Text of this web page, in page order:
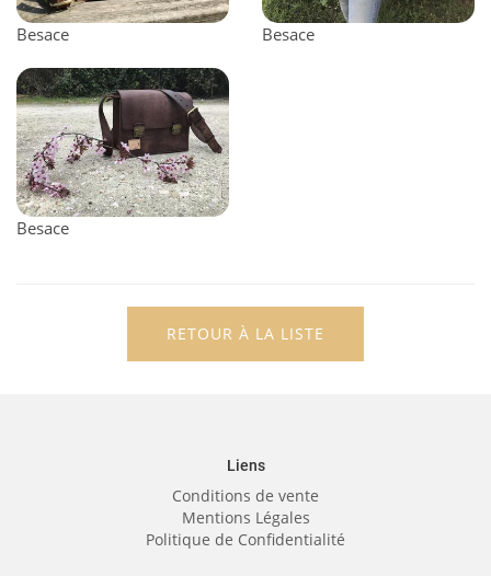
Besace Besace
Besace
RETOUR À LA LISTE
Liens
Conditions de vente
Mentions Légales
Politique de Confidentialité